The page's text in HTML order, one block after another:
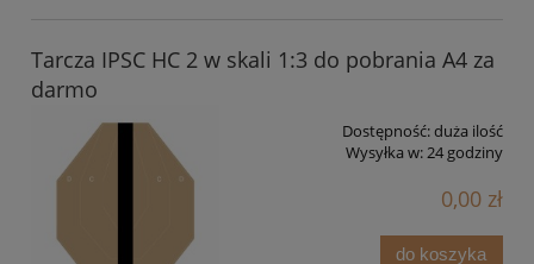
Tarcza IPSC HC 2 w skali 1:3 do pobrania A4 za
darmo
Dostępność:duża ilość
Wysyłka w: 24 godziny
0,00 zł
do koszyka